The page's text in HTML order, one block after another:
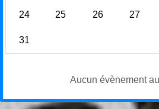
24 25 26 27
31
Aucun évènement